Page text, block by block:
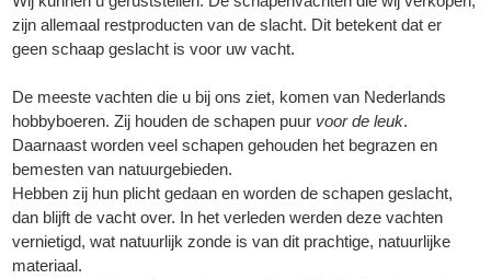
zijn allemaal restproducten van de slacht. Dit betekent dat er
geen schaap geslacht is voor uw vacht.
De meeste vachten die u bij ons ziet, komen van Nederlands
hobbyboeren. Zij houden de schapen puur voor de leuk.
Daarnaast worden veel schapen gehouden het begrazen en
bemesten van natuurgebieden.
Hebben zij hun plicht gedaan en worden de schapen geslacht,
dan blijft de vacht over. In het verleden werden deze vachten
vernietigd, wat natuurlijk zonde is van dit prachtige, natuurlijke
materiaal.